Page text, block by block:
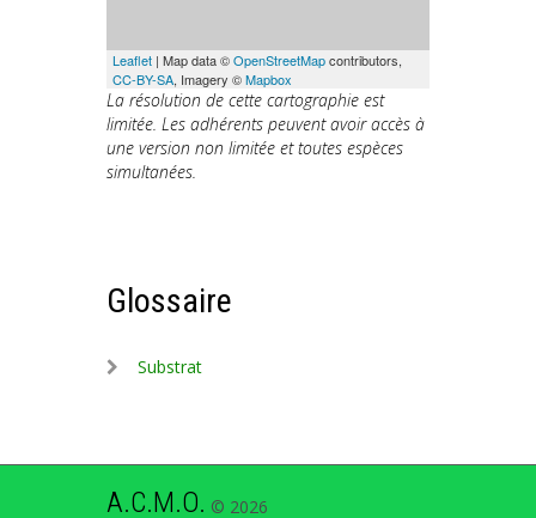
Leaflet | Map data ©OpenStreetMapcontributors,
CC-BY-SA, Imagery ©Mapbox
La résolution de cette cartographie est
limitée. Les adhérents peuvent avoir accès à
une version non limitée et toutes espèces
simultanées.
Glossaire
Substrat
A.C.M.O. © 2026